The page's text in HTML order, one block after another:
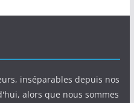
inséparables depuis nos
alors que nous sommes